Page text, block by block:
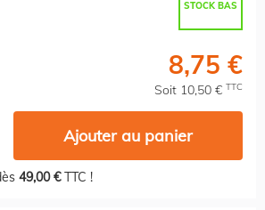
STOCK BAS
8,75 €
Soit 10,50 € TTC
Ajouter au panier
49,00 €TTC !